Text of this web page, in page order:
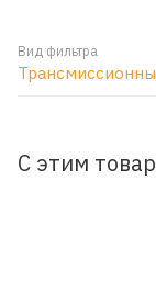
Вид фильтра
С этим